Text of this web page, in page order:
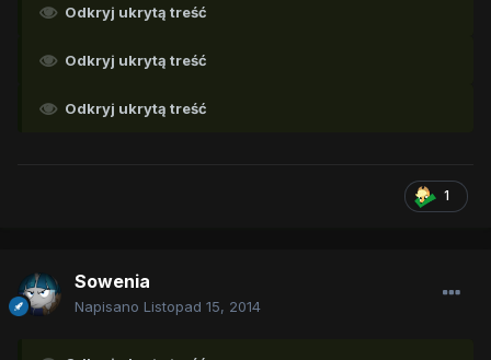
Odkryj ukrytą treść
Odkryj ukrytą treść
Odkryj ukrytą treść
1
Sowenia
Napisano Listopad 15, 2014